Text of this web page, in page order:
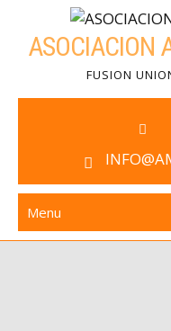
contentASOCIACION
FUSION
Menu